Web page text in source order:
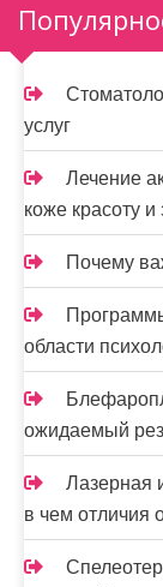
услуг
Лечение
коже красоту и
Почему
области
ожидаемый
Лазерная
в чем отличия